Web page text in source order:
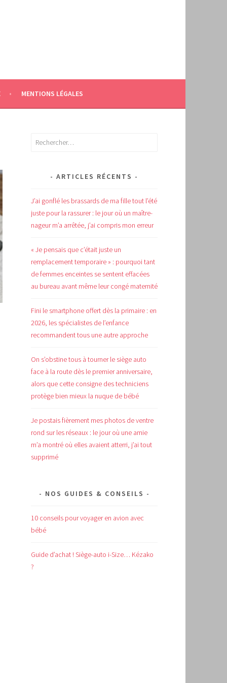
MENTIONS LÉGALES
Rechercher :
ARTICLES RÉCENTS
J’ai gonflé les brassards de ma fille tout l’été
juste pour la rassurer : le jour où un maître-
nageur m’a arrêtée, j’ai compris mon erreur
« Je pensais que c’était juste un
remplacement temporaire » : pourquoi tant
de femmes enceintes se sentent effacées
au bureau avant même leur congé maternité
Fini le smartphone offert dès la primaire : en
2026, les spécialistes de l’enfance
recommandent tous une autre approche
On s’obstine tous à tourner le siège auto
face à la route dès le premier anniversaire,
alors que cette consigne des techniciens
protège bien mieux la nuque de bébé
Je postais fièrement mes photos de ventre
rond sur les réseaux : le jour où une amie
m’a montré où elles avaient atterri, j’ai tout
supprimé
NOS GUIDES & CONSEILS
10 conseils pour voyager en avion avec
bébé
Guide d’achat ! Siège-auto i-Size… Kézako
?